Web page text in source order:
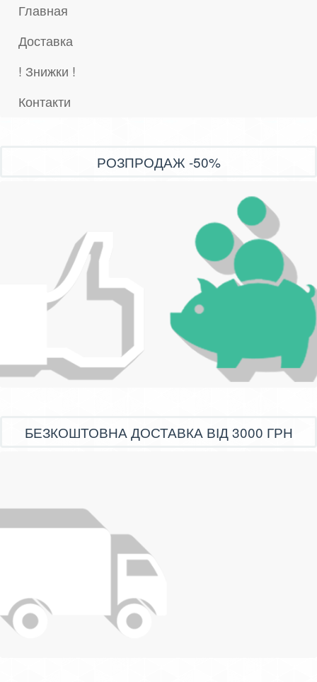
Главная
Доставка
! Знижки !
Контакти
РОЗПРОДАЖ -50%
БЕЗКОШТОВНА ДОСТАВКА ВІД 3000 ГРН